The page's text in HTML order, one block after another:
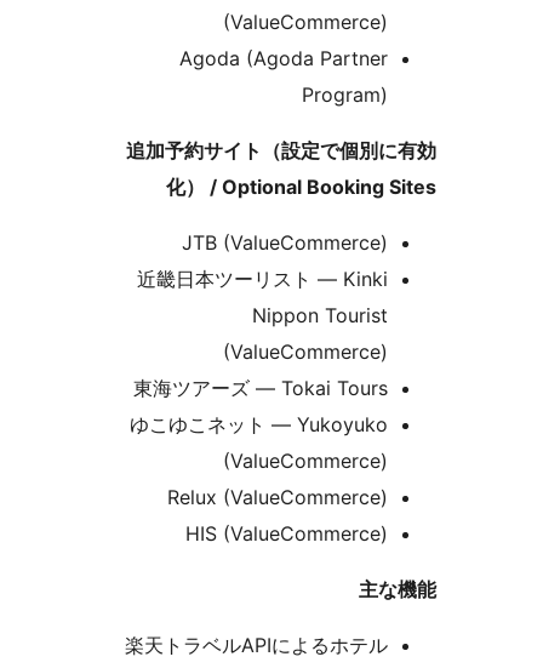
(ValueCommerce)
Agoda (Agoda Partner
追加予約サイト（設定で個別
化） / Optional Booking
JTB (ValueCommerce)
近畿日本ツーリスト — Kinki
(ValueCommerce)
東海ツアーズ — Tokai Tours
ゆこゆこネット — Yukoyuko
(ValueCommerce)
Relux (ValueCommerce)
HIS (ValueCommerce)
楽天トラベルAPIによるホテル